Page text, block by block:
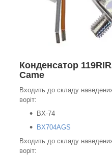
Конденсатор
Came
Входить до складу
воріт:
BX-74
BX704AGS
Входить до складу
воріт: